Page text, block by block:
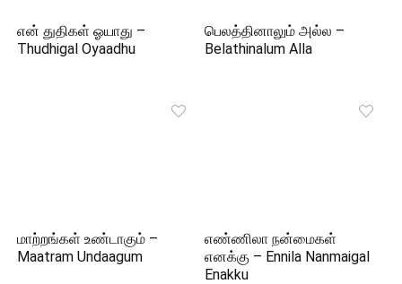
என் துதிகள் ஓயாது –
Thudhigal Oyaadhu
பெலத்தினாலும் அல்ல –
Belathinalum Alla
மாற்றங்கள் உண்டாகும் –
Maatram Undaagum
எண்ணிலா நன்மைகள்
எனக்கு – Ennila Nanmaigal
Enakku